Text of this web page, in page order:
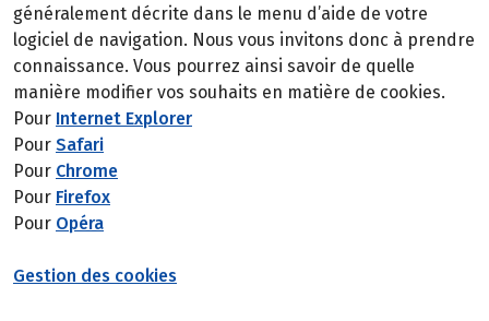
généralement décrite dans le menu d’aide de votre
logiciel de navigation. Nous vous invitons donc à prendre
connaissance. Vous pourrez ainsi savoir de quelle
manière modifier vos souhaits en matière de cookies.
Pour Internet Explorer
Pour Safari
Pour Chrome
Pour Firefox
Pour Opéra
Gestion des cookies